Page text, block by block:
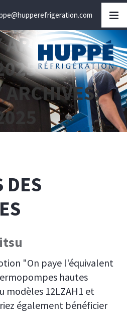
DES
"On paye l'équivalent
hautes
modèles 12LZAH1 et
également bénéficier